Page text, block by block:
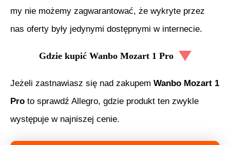
my nie możemy zagwarantować, że wykryte przez
nas oferty były jedynymi dostępnymi w internecie.
Gdzie kupić Wanbo Mozart 1 Pro
Jeżeli zastnawiasz się nad zakupem Wanbo Mozart 1
Pro to sprawdź Allegro, gdzie produkt ten zwykle
występuje w najniszej cenie.